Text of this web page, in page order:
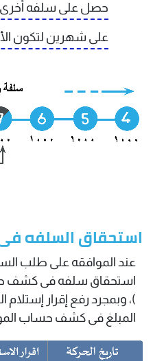
على شهرين لتكون
استحقاق السلفه
استحقاق سلفه فى كشف
)، وبمجرد رفع إقرار
المبلغ فى كشف حساب